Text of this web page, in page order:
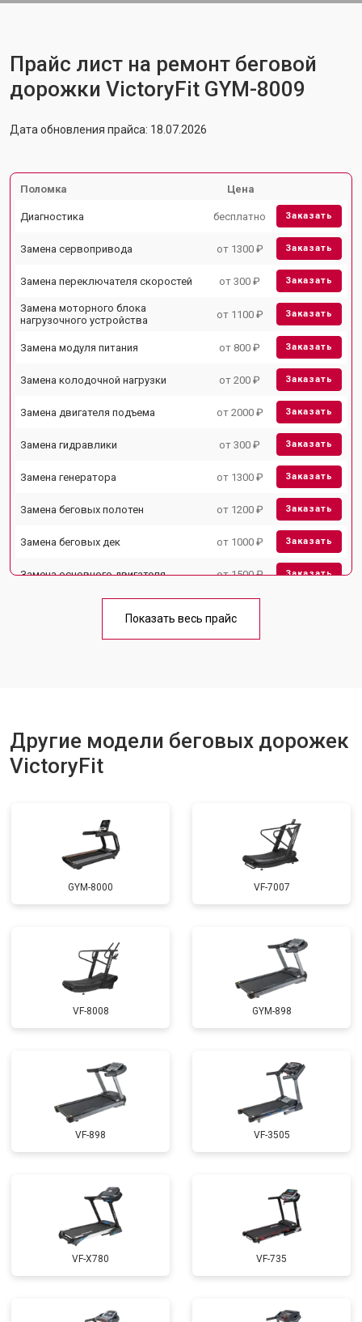
Прайс лист на ремонт беговой
дорожки VictoryFit GYM-8009
Дата обновления прайса: 18.07.2026
Поломка Цена
Диагностика бесплатно Заказать
Замена сервопривода от 1300 ₽ Заказать
Замена переключателя скоростей от 300 ₽ Заказать
Замена моторного блока
нагрузочного устройства
от 1100 ₽ Заказать
Замена модуля питания от 800 ₽ Заказать
Замена колодочной нагрузки от 200 ₽ Заказать
Замена двигателя подъема от 2000 ₽ Заказать
Замена гидравлики от 300 ₽ Заказать
Замена генератора от 1300 ₽ Заказать
Замена беговых полотен от 1200 ₽ Заказать
Замена беговых дек от 1000 ₽ Заказать
Замена основного двигателя от 1500 ₽ Заказать
Замена платы управления от 800 ₽
Показать весь прайс
Другие модели беговых дорожек
VictoryFit
GYM-8000 VF-7007
VF-8008 GYM-898
VF-898 VF-3505
VF-X780 VF-735